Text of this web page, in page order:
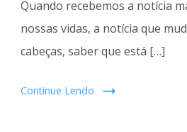
Quando recebemos a notícia
nossas vidas, a notícia que
cabeças, saber que está […]
Continue Lendo